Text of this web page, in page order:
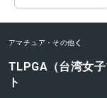
アマチュア・その他
TLPGA（台湾女
ト